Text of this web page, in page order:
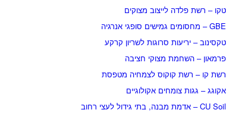
טקו – רשת פלדה לייצוב מצוקים
GBE – מחסומים גמישים סופגי אנרגיה
טקסינוב – יריעות סרוגות לשריון קרקע
פרמאון – השחמת מצוקי חציבה
רשת קו – רשת קוקוס לצמחיה מטפסת
אקוגג – גגות צומחים אקולוגיים
CU Soil – אדמת מבנה, בתי גידול לעצי רחוב